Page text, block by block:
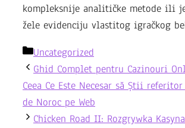
kompleksnije analitičke metode ili
žele evidenciju vlastitog igračkog
Categories
Uncategorized
Ghid Complet pentru Cazinouri
Ceea Ce Este Necesar să Știi
de Noroc pe Web
Chicken Road II: Rozgrywka